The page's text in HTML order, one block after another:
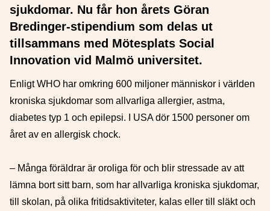
sjukdomar. Nu får hon årets Göran
Bredinger-stipendium som delas ut
tillsammans med Mötesplats Social
Innovation vid Malmö universitet.
Enligt WHO har omkring 600 miljoner människor i världen
kroniska sjukdomar som allvarliga allergier, astma,
diabetes typ 1 och epilepsi. I USA dör 1500 personer om
året av en allergisk chock.
– Många föräldrar är oroliga för och blir stressade av att
lämna bort sitt barn, som har allvarliga kroniska sjukdomar,
till skolan, på olika fritidsaktiviteter, kalas eller till släkt och